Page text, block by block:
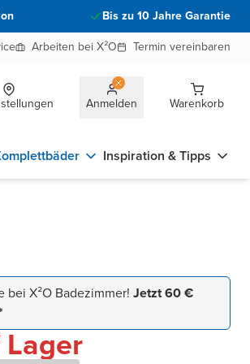
Bis zu 10 Jahre Garantie
Arbeiten bei X²O Termin vereinbaren
Anmelden Warenkorb
Inspiration & Tipps
bei X²O Badezimmer! Jetzt 60 €